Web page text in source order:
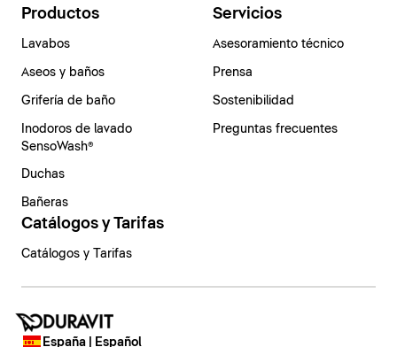
Productos
Lavabos
Aseos y baños
Grifería de baño
Inodoros de lavado
SensoWash®
Duchas
Bañeras
Servicios
Asesoramiento técnico
Prensa
Sostenibilidad
Preguntas frecuentes
Catálogos y Tarifas
Catálogos y Tarifas
España | Español